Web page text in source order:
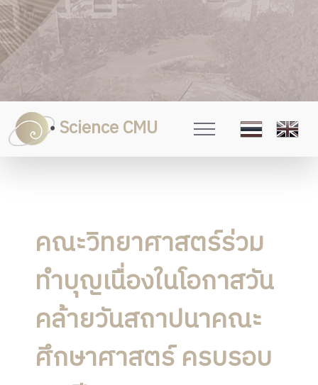
Science CMU
คณะวิทยาศาสตร์ร่วม
ทำบุญเนื่องในโอกาสวัน
คล้ายวันสถาปนาคณะ
ศึกษาศาสตร์ ครบรอบ